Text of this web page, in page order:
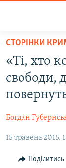
Перейти
основного
матеріалу
до
основної
Перейти
пошуку
ВОДА.КРИМ
БЛОГИ
ПОГЛЯД
ІНТЕРВ'Ю
СТОРІНКИ
«Ті, хто
свободи,
Богдан
15 травень 2015,
Поділитись